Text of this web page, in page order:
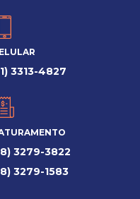
3313-4827
3279-3822
3279-1583